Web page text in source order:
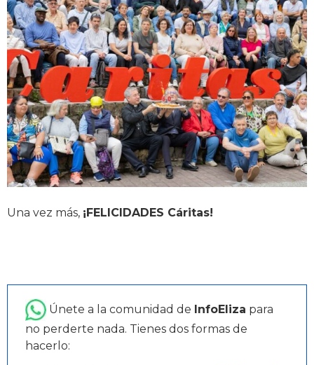
Una vez más, ¡FELICIDADES Cáritas!
Únete a la comunidad de InfoEliza para
no perderte nada. Tienes dos formas de
hacerlo: